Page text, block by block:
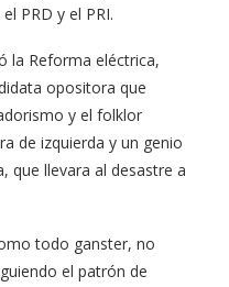
PRD y el PRI.
la Reforma eléctrica,
opositora que
y el folklor
de izquierda y un genio
que llevara al desastre a
todo ganster, no
el patrón de